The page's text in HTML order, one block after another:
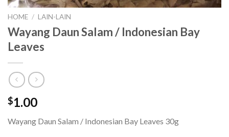
HOME / LAIN-LAIN
Wayang Daun Salam / Indonesian Bay
Leaves
$1.00
Wayang Daun Salam / Indonesian Bay Leaves 30g